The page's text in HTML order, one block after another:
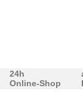
24h
Online-Shop